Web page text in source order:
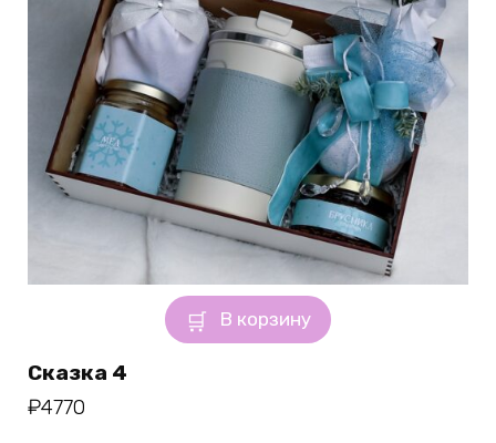
В корзину
Сказка 4
₽4770